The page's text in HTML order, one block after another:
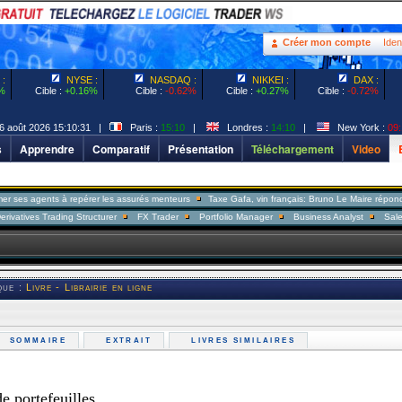
Créer mon compte
:
NYSE :
Cible : +0.16%
NASDAQ :
Cible : -0.62%
NIKKEI :
Cible : +0.27%
DAX :
Cible : -0.72%
août 2026 15:10:31 | Paris : 15:10| Londres : 14:10| New York :
Apprendre Comparatif Présentation Téléchargement Video
à repérer les assurés menteurs Taxe Gafa, vin français: Bruno Le Maire répond à Donald
Structurer FX Trader Portfolio Manager Business Analyst Sales Trader
: Livre - Librairie en ligne
SOMMAIRE EXTRAIT LIVRES SIMILAIRES
portefeuilles